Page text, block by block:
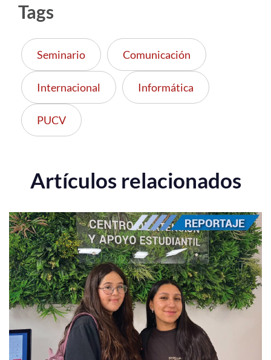
Tags
Seminario Comunicación
Internacional Informática
PUCV
Artículos relacionados